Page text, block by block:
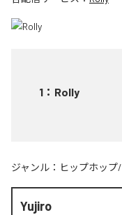
1 ： Rolly
ジャンル： ヒップホップ
Yujiro